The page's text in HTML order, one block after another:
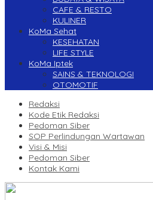
CAFE & RESTO
KULINER
KoMa Sehat
KESEHATAN
LIFE STYLE
KoMa Iptek
SAINS & TEKNOLOGI
OTOMOTIF
Redaksi
Kode Etik Redaksi
Pedoman Siber
SOP Perlindungan Wartawan
Visi & Misi
Pedoman Siber
Kontak Kami